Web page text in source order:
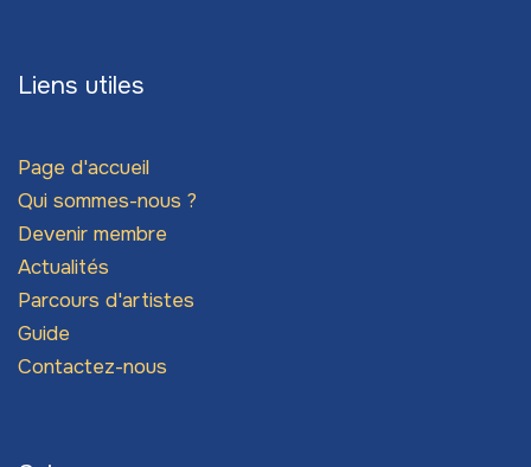
Liens utiles
Page d'accueil
Qui sommes-nous ?
Devenir membre
Actualités
Parcours d'artistes
Guide
Contactez-nous